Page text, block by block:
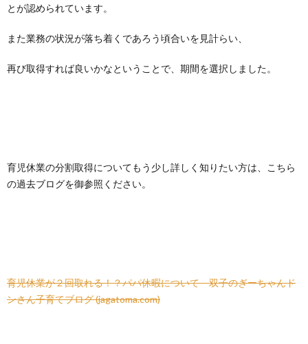
とが認められています。
また業務の状況が落ち着くであろう頃合いを見計らい、
再び取得すれば良いかなということで、期間を選択しました。
育児休業の分割取得についてもう少し詳しく知りたい方は、こちら
の過去ブログを御参照ください。
育児休業が２回取れる！？パパ休暇について – 双子のぎーちゃんド
ンさん子育てブログ (jagatoma.com)